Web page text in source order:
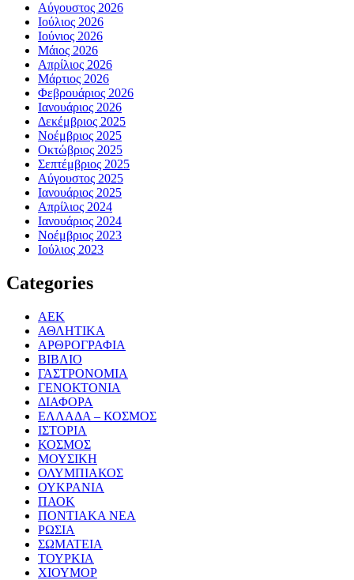
Αύγουστος 2026
Ιούλιος 2026
Ιούνιος 2026
Μάιος 2026
Απρίλιος 2026
Μάρτιος 2026
Φεβρουάριος 2026
Ιανουάριος 2026
Δεκέμβριος 2025
Νοέμβριος 2025
Οκτώβριος 2025
Σεπτέμβριος 2025
Αύγουστος 2025
Ιανουάριος 2025
Απρίλιος 2024
Ιανουάριος 2024
Νοέμβριος 2023
Ιούλιος 2023
Categories
ΑΕΚ
ΑΘΛΗΤΙΚΑ
ΑΡΘΡΟΓΡΑΦΙΑ
ΒΙΒΛΙΟ
ΓΑΣΤΡΟΝΟΜΙΑ
ΓΕΝΟΚΤΟΝΙΑ
ΔΙΑΦΟΡΑ
ΕΛΛΑΔΑ – ΚΟΣΜΟΣ
ΙΣΤΟΡΙΑ
ΚΟΣΜΟΣ
ΜΟΥΣΙΚΗ
ΟΛΥΜΠΙΑΚΟΣ
ΟΥΚΡΑΝΙΑ
ΠΑΟΚ
ΠΟΝΤΙΑΚΑ ΝΕΑ
ΡΩΣΙΑ
ΣΩΜΑΤΕΙΑ
ΤΟΥΡΚΙΑ
ΧΙΟΥΜΟΡ